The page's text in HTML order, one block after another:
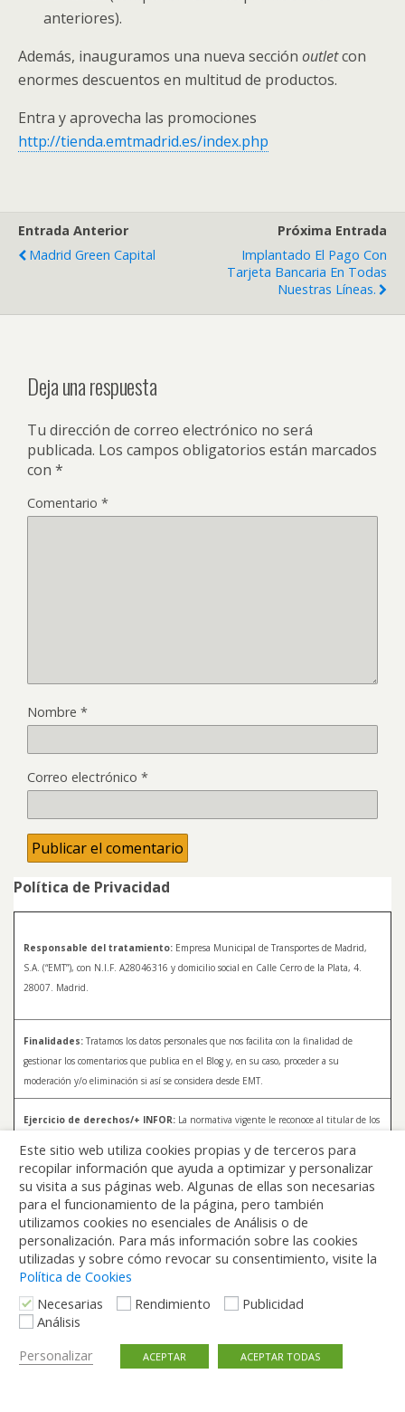
anteriores).
Además, inauguramos una nueva sección outletcon
enormes descuentos en multitud de productos.
Entra y aprovecha las promociones
http://tienda.emtmadrid.es/index.php
Entrada Anterior
Madrid Green Capital
Próxima Entrada
Implantado El Pago Con
Tarjeta Bancaria En Todas
Nuestras Líneas.
Deja una respuesta
Tu dirección de correo electrónico no será
publicada. Los campos obligatorios están marcados
con *
Comentario *
Nombre *
Correo electrónico *
Política de Privacidad
Responsable del tratamiento: Empresa Municipal de Transportes de Madrid,
S.A. (“EMT”), con N.I.F. A28046316 y domicilio social en Calle Cerro de la Plata, 4.
28007. Madrid.
Finalidades: Tratamos los datos personales que nos facilita con la finalidad de
gestionar los comentarios que publica en el Blog y, en su caso, proceder a su
moderación y/o eliminación si así se considera desde EMT.
Ejercicio de derechos/+ INFOR: La normativa vigente le reconoce al titular de los
rectificar y a solicitar la supresión de sus datos. Para más información sobre el
tratamiento de sus datos y la forma en que puede ejercer sus derechos, consulte la
Política de Privacidad de Blog EMT, disponible en:
blog.emtmadrid.es/politica-de-
privacidad
Móvil Escritorio
Este sitio web utiliza cookies propias y de terceros para
recopilar información que ayuda a optimizar y personalizar
su visita a sus páginas web. Algunas de ellas son necesarias
para el funcionamiento de la página, pero también
utilizamos cookies no esenciales de Análisis o de
personalización. Para más información sobre las cookies
utilizadas y sobre cómo revocar su consentimiento, visite la
Política de Cookies
Necesarias
Rendimiento
Publicidad
Análisis
Personalizar
ACEPTAR ACEPTAR TODAS